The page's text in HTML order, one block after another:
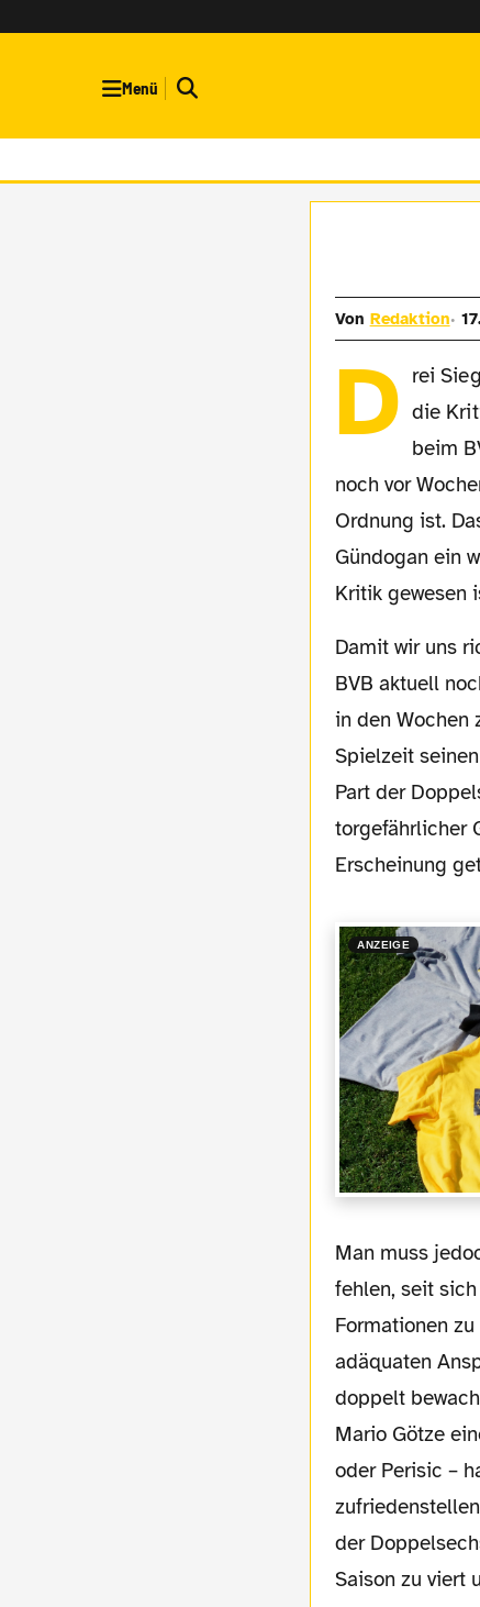
Menü
Von Redaktion
D rei
die
beim
noch vor
Ordnung ist.
Gündogan ein
Kritik gewesen
Damit wir uns richtig verstehen: Es stimmt zweifelsohne, dass Gündogan im Spiel des
BVB aktuell
in den Wochen
Spielzeit
Part der
torgefährlicher
Erscheinung
ANZEIGE
Man muss jedoch auch feststellen, dass zum einen oftmals die Räume aus dem Vorjahr
fehlen, seit
Formationen
adäquaten
doppelt
Mario Götze
oder Perisic –
der
Saison zu viert